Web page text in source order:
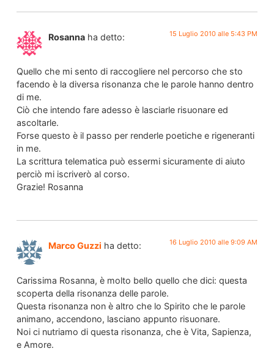
Rosanna ha detto: 15 Luglio 2010 alle 5:43 PM
Quello che mi sento di raccogliere nel percorso che sto
facendo è la diversa risonanza che le parole hanno dentro
di me.
Ciò che intendo fare adesso è lasciarle risuonare ed
ascoltarle.
Forse questo è il passo per renderle poetiche e rigeneranti
in me.
La scrittura telematica può essermi sicuramente di aiuto
perciò mi iscriverò al corso.
Grazie! Rosanna
Marco Guzzi ha detto: 16 Luglio 2010 alle 9:09 AM
Carissima Rosanna, è molto bello quello che dici: questa
scoperta della risonanza delle parole.
Questa risonanza non è altro che lo Spirito che le parole
animano, accendono, lasciano appunto risuonare.
Noi ci nutriamo di questa risonanza, che è Vita, Sapienza,
e Amore.